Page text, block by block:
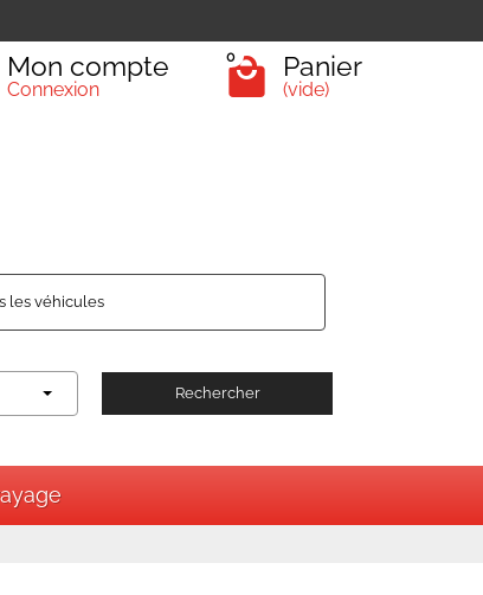
Mon compte
Connexion
0 Panier
(vide)
les véhicules
Rechercher